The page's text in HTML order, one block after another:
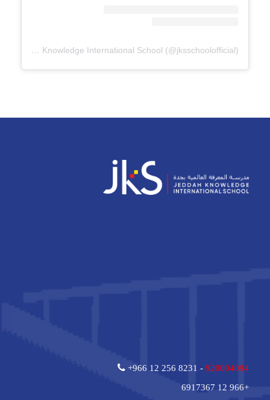
A post shared by Jeddah Knowledge International School (@jksschoolofficial)
+966 12 256 8231 -920004094